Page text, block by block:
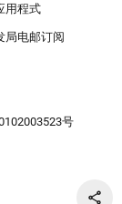
用程式
局电邮订阅
号